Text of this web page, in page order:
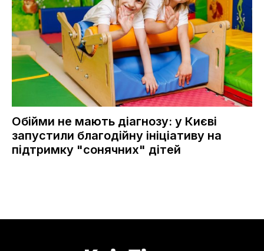
Обійми не мають діагнозу: у Києві
запустили благодійну ініціативу на
підтримку "сонячних" дітей